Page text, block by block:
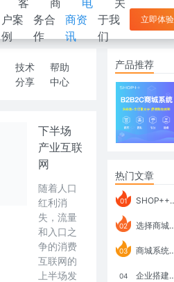
客
户案
例
商
务合
作
电
商资
讯
关
于我
们
立即体验
技术
分享
帮助
中心
下半场
产业互联
网
随着人口
红利消
失，流量
和入口之
争的消费
互联网的
上半场发
产品推荐
热门文章
01 SHOP++ B2B2C V9.1 全新发布 新亮点
02 选择商城系统要考虑哪些问题？
03 商城系统如何打通跨境电商模式？
04 企业搭建积分商城系统要注意什么？